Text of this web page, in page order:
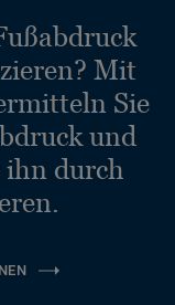
Mit
Sie
und
ihn durch